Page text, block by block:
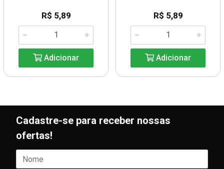
R$ 5,89
Adicionar
R$ 5,89
Adicionar
Cadastre-se para receber nossas
ofertas!